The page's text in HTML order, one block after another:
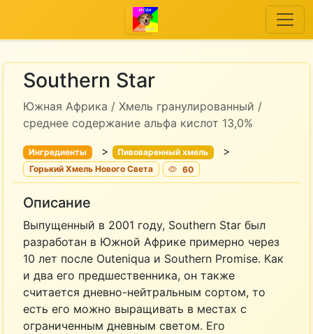
Southern Star
Южная Африка / Хмель гранулированный /
среднее содержание альфа кислот 13,0%
Ингредиенты > Пивоваренный хмель >
Горький Хмель Нового Света 60
Описание
Выпущенный в 2001 году, Southern Star был
разработан в Южной Африке примерно через
10 лет после Outeniqua и Southern Promise. Как
и два его предшественника, он также
считается дневно-нейтральным сортом, то
есть его можно выращивать в местах с
ограниченным дневным светом. Его